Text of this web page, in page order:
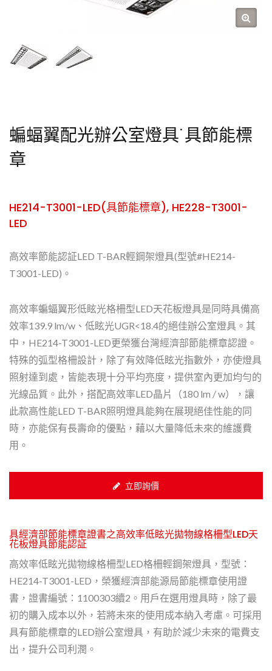
蝙蝠翼配光辦公室燈具˙具節能標
章
HE214-T3001-LED(具節能標章), HE228-T3001-
LED
高效率節能認証LED T-BAR輕鋼架燈具(型號#HE214-
T3001-LED)。
高效率蝙蝠翼形低眩光格柵型LED天花板燈具是同時具備高
效率139.9 lm/w、低眩光UGR<18.4的絕佳辦公室燈具。其
中，HE214-T3001-LED更榮獲台灣經濟部節能標章認證。
特殊的弧型格柵設計，除了有效降低眩光指數外，亦使燈具
照射達到處，皆能表現十分平均亮度，提供室內更加均勻的
光線品質。此外，搭配高效率LED晶片（180 lm / w），讓
此款高性能LED T-BAR照明燈具能夠在展現絕佳性能的同
時，亦能保有長壽命的優點，藉以大量降低未來的維護費
用。
立即詢價
具經濟部節能標章證書之高效率低眩光拋物線格柵型LED天
花板燈具節能認証
高效率低眩光拋物線格柵型LED格柵輕鋼架燈具，型號：
HE214-T3001-LED，榮獲經濟部能源局節能標章使用證
書，證書編號：1100303續2。用戶在選用燈具時，除了最
初的購入成本以外，若將未來的使用成本納入考慮。可採用
具有節能標章的LED辦公室燈具，有助於減少未來的電費支
出，提升公司利潤。